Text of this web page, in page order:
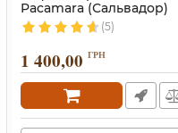
Pacamara (Сальвадор)
(5)
1 400,00 ГРН